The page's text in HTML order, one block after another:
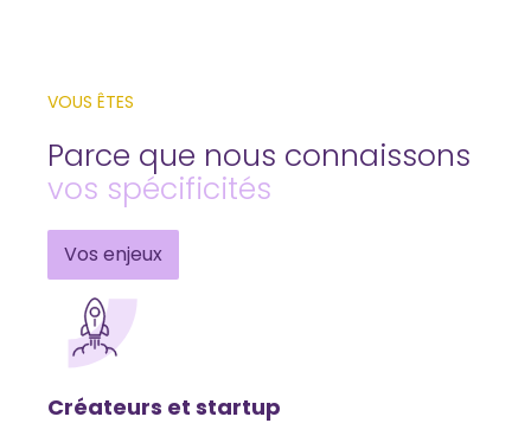
VOUS ÊTES
Parce que nous connaissons
vos spécificités
Vos enjeux
Créateurs et startup